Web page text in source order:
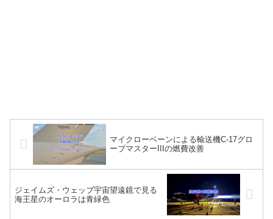
マイクローベーンによる輸送機C-17グロ
ーブマスターIIIの燃費改善
ジェイムズ・ウェッブ宇宙望遠鏡で見る
海王星のオーロラは青緑色